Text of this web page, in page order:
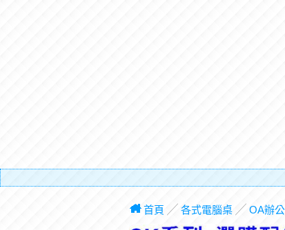
有
首頁 ╱ 各式電腦桌╱ OA辦